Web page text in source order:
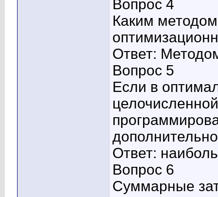
Вопрос 4
Каким
Ответ:
Вопрос 5
Если в
Ответ:
Вопрос 6
Суммарные